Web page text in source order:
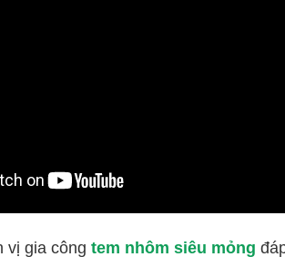
vị gia công tem nhôm siêu mỏng